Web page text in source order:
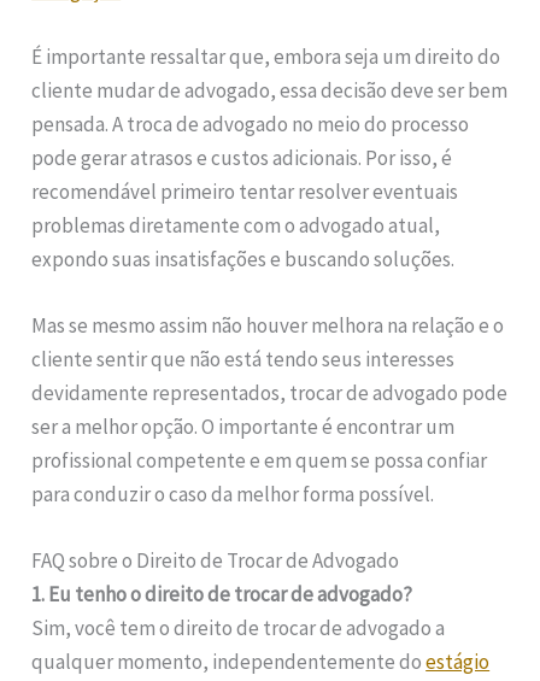
É importante ressaltar que, embora seja um direito do
cliente mudar de advogado, essa decisão deve ser bem
pensada. A troca de advogado no meio do processo
pode gerar atrasos e custos adicionais. Por isso, é
recomendável primeiro tentar resolver eventuais
problemas diretamente com o advogado atual,
expondo suas insatisfações e buscando soluções.
Mas se mesmo assim não houver melhora na relação e o
cliente sentir que não está tendo seus interesses
devidamente representados, trocar de advogado pode
ser a melhor opção. O importante é encontrar um
profissional competente e em quem se possa confiar
para conduzir o caso da melhor forma possível.
FAQ sobre o Direito de Trocar de Advogado
1. Eu tenho o direito de trocar de advogado?
Sim, você tem o direito de trocar de advogado a
qualquer momento, independentemente doestágio